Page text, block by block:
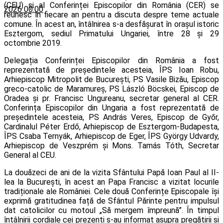
2026 00:00
(CEU) și al Conferinței Episcopilor din România (CER) se
reunesc în fiecare an pentru a discuta despre teme actuale
comune. În acest an, întâlnirea s-a desfășurat în orașul istoric
Esztergom, sediul Primatului Ungariei, între 28 și 29
octombrie 2019.
Delegația Conferinței Episcopilor din România a fost
reprezentată de președintele acesteia, ÎPS Ioan Robu,
Arhiepiscop Mitropolit de București, PS Vasile Bizău, Episcop
greco-catolic de Maramureș, PS László Böcskei, Episcop de
Oradea și pr. Francisc Ungureanu, secretar general al CER.
Conferința Episcopilor din Ungaria a fost reprezentată de
președintele acesteia, PS András Veres, Episcop de Győr,
Cardinalul Péter Erdő, Arhiepiscop de Esztergom-Budapesta,
ÎPS Csaba Ternyák, Arhiepiscop de Eger, ÎPS György Udvardy,
Arhiepiscop de Veszprém și Mons. Tamás Tóth, Secretar
General al CEU.
La douăzeci de ani de la vizita Sfântului Papă Ioan Paul al II-
lea la București, în acest an Papa Francisc a vizitat locurile
tradiționale ale României. Cele două Conferințe Episcopale își
exprimă gratitudinea față de Sfântul Părinte pentru impulsul
dat catolicilor cu motoul „Să mergem împreună”. În timpul
întâlnirii cordiale cei prezenți s-au informat asupra pregătirii și